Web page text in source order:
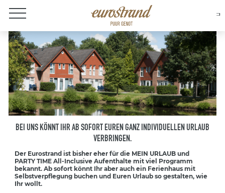
Over Eurostrand
BEI UNS KÖNNT IHR AB SOFORT EUREN GANZ INDIVIDUELLEN URLAUB
VERBRINGEN.
Der Eurostrand ist bisher eher für die MEIN URLAUB und
PARTY TIME All-Inclusive Aufenthalte mit viel Programm
bekannt. Ab sofort könnt Ihr aber auch ein Ferienhaus mit
Selbstverpflegung buchen und Euren Urlaub so gestalten, wie
Ihr wollt.